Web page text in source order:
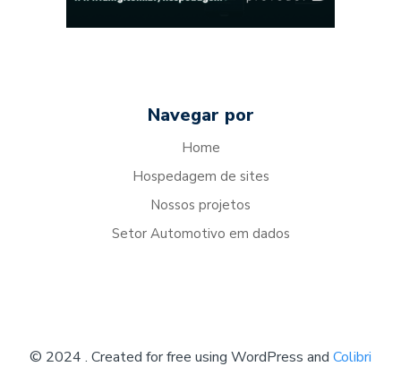
Navegar por
Home
Hospedagem de sites
Nossos projetos
Setor Automotivo em dados
© 2024 . Created for free using WordPress and Colibri